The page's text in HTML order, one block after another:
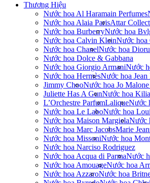
Thương Hiệu
Nước hoa Al Haramain Perfumes
Nước hoa Alaia ParisAttar
Nước hoa BurberryNước hoa
Nước hoa Calvin KleinNước hoa
Nước hoa ChanelNước hoa Dior
Nước hoa Dolce & Gabbana
Nước hoa Giorgio ArmaniNước
Nước hoa HermèsNước hoa
Jimmy ChooNước hoa Jo
Juliette Has A GunNước hoa
L’Orchestre ParfumLaliqueNước
Nước hoa Le LaboNước hoa
Nước hoa Maison MargielaNước
Nước hoa Marc JacobsMarie
Nước hoa MissoniNước hoa
Nước hoa Narciso Rodriguez
Nước hoa Acqua di ParmaNước
Nước hoa AmouageNước hoa
Nước hoa AzzaroNước hoa